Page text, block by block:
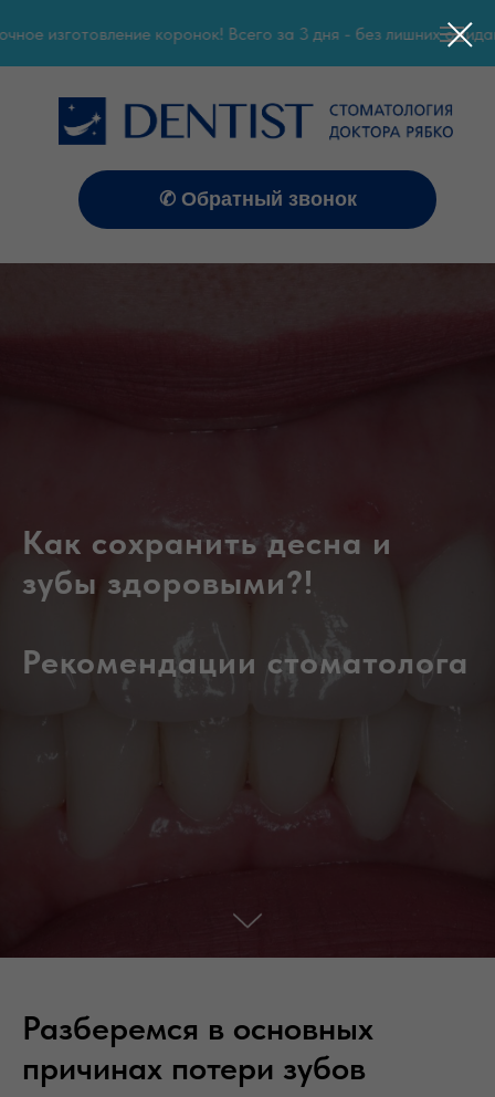
изготовление коронок! Всего за 3 дня - без лишних
✆ Обратный звонок
Как сохранить десна и
зубы здоровыми?!
Рекомендации стоматолога
Разберемся в основных
причинах потери зубов